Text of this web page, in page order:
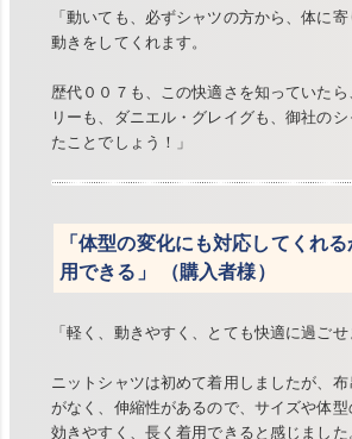
「動いても、必ずシャツの方から、体に
動きをしてくれます。
歴代００７も、この快適さを知っていた
リーも、ダニエル・グレイグも、御社の
たことでしょう！」
「体型の変化にも対応してくれ
用できる」 （購入者様）
「軽く、動きやすく、とても快適に過ごせ
ニットシャツは初めて着用しましたが、
がなく、伸縮性があるので、サイズや体
効きやすく、長く着用できると感じました